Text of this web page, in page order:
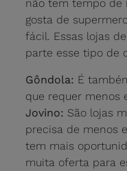
não tem tempo de
gosta de
fácil. Essas lojas
parte esse tipo de
Gôndola: É
que requer menos
Jovino: São lojas
precisa de menos
tem mais
muita oferta para